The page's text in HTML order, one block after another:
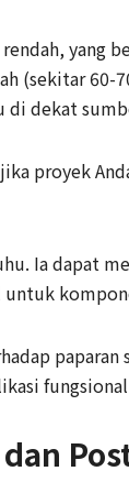
yang
(sekitar 60-
di dekat
proyek
Ia dapat
fungsional